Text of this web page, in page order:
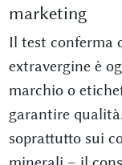
marketing
Il test conferma
extravergine è
marchio o
garantire
soprattutto sui